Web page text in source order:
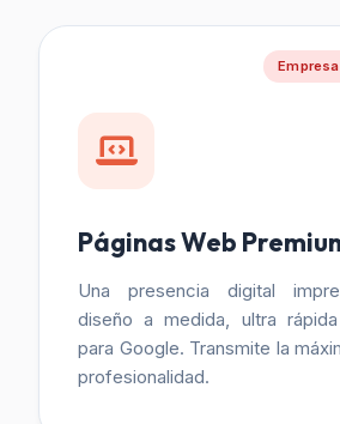
Páginas Web
Una presencia digital
diseño a medida, ultra
para Google. Transmite la
profesionalidad.